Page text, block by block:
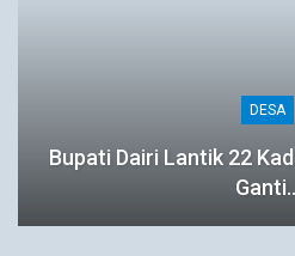
DESA
Bupati Dairi Lantik 22